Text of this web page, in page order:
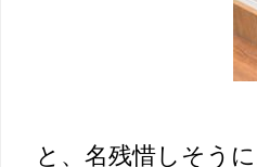
と、名残惜しそう